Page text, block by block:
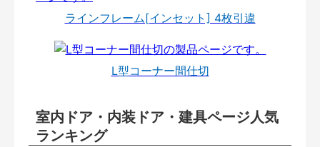
ラインフレーム[インセット] 4枚引違
L型コーナー間仕切
室内ドア・内装ドア・建具ページ人気
ランキング